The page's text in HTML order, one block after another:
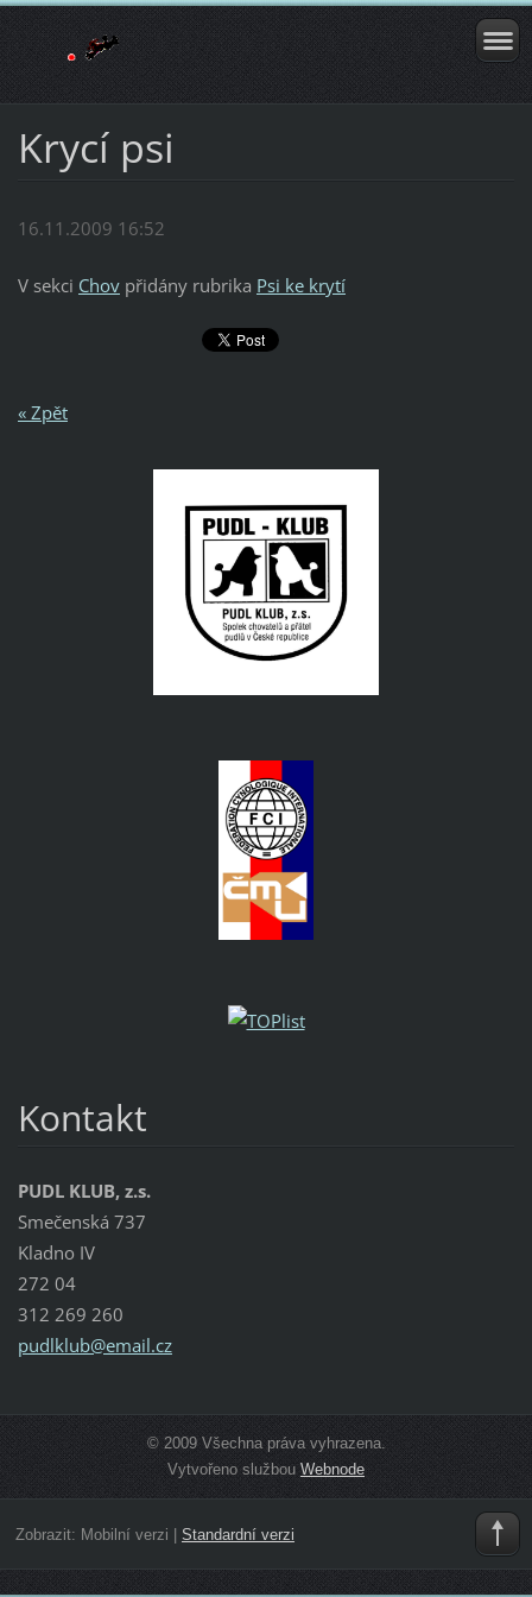
Krycí psi
16.11.2009 16:52
V sekci Chovpřidány rubrika Psi ke krytí
« Zpět
Kontakt
PUDL KLUB, z.s.
Smečenská 737
Kladno IV
272 04
312 269 260
pudlklub@email.cz
© 2009 Všechna práva vyhrazena.
Vytvořeno službou Webnode
Zobrazit: Mobilní verzi Standardní verzi